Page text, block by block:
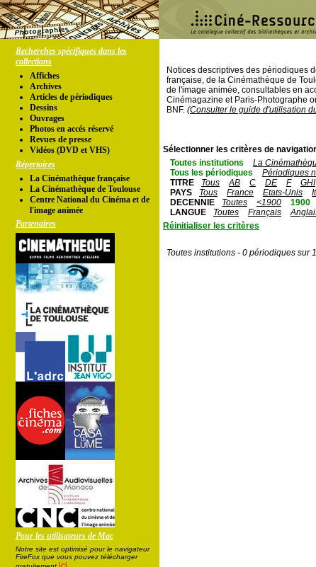
Recherches spécifiques dans les
collections
Affiches
Archives
Articles de périodiques
Dessins
Ouvrages
Photos en accés réservé
Revues de presse
Vidéos (DVD et VHS)
Répertoires
La Cinémathèque française
La Cinémathèque de Toulouse
Centre National du Cinéma et de
l'image animée
Partenaires
Pour les utilisateurs de Mac
Notre site est optimisé pour le navigateur
FireFox que vous pouvez télécharger
Notices descriptives des périodiques
française, de la Cinémathèque de
de l'image animée, consultables en
Cinémagazine et Paris-Photographe
BNF. (Consulter le guide d'utilisation
Sélectionner les critères de
Toutes institutions
La
Tous les périodiques
Périodiques
TITRE
Tous AB C DE F GHI
PAYS
Tous France Etats-Unis
DECENNIE
Toutes <1900 1900
LANGUE
Toutes Français
Réinitialiser les critères
Toutes institutions - 0 périodiques sur